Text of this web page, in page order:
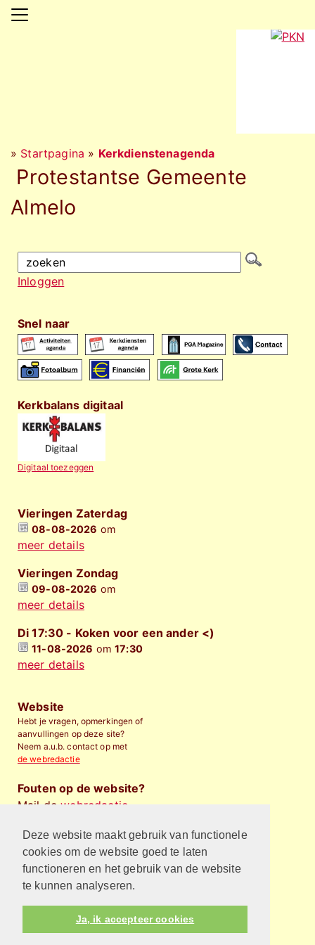
Deze website maakt gebruik van functionele
cookies om de website goed te laten
functioneren en het gebruik van de website
te kunnen analyseren.
Ja, ik accepteer cookies
» Startpagina » Kerkdienstenagenda
Protestantse Gemeente
Almelo
Inloggen
Snel naar
Kerkbalans digitaal
Digitaal toezeggen
Vieringen Zaterdag
08-08-2026 om
meer details
Vieringen Zondag
09-08-2026 om
meer details
Di 17:30 - Koken voor een ander <)
11-08-2026 om17:30
meer details
Website
Hebt je vragen, opmerkingen of
aanvullingen op deze site?
Neem a.u.b. contact op met
de webredactie
Fouten op de website?
Mail dewebredactie.
Financieel bijdragen
Wilt u de Protestantse
Gemeente Almelo
financieel
steunen ?
Privacyverklaring
Kijk hier voor de privacyverklaring